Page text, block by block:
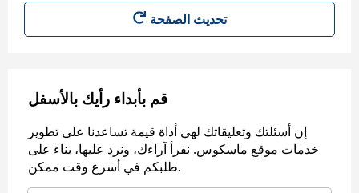
تحديث الصفحة
قم بأبداء رأيك بالأسفل
إن أسئلتك وتعليقاتك لهي أداة قيمة تساعدنا على تطوير
خدمات موقع ماسكوس. نقرأ آراءك، ونرد عليها، بناء على
طلبكم في أسرع وقت ممكن.